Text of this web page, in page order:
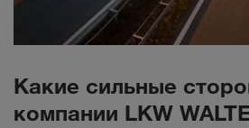
Какие сильные
компании LKW